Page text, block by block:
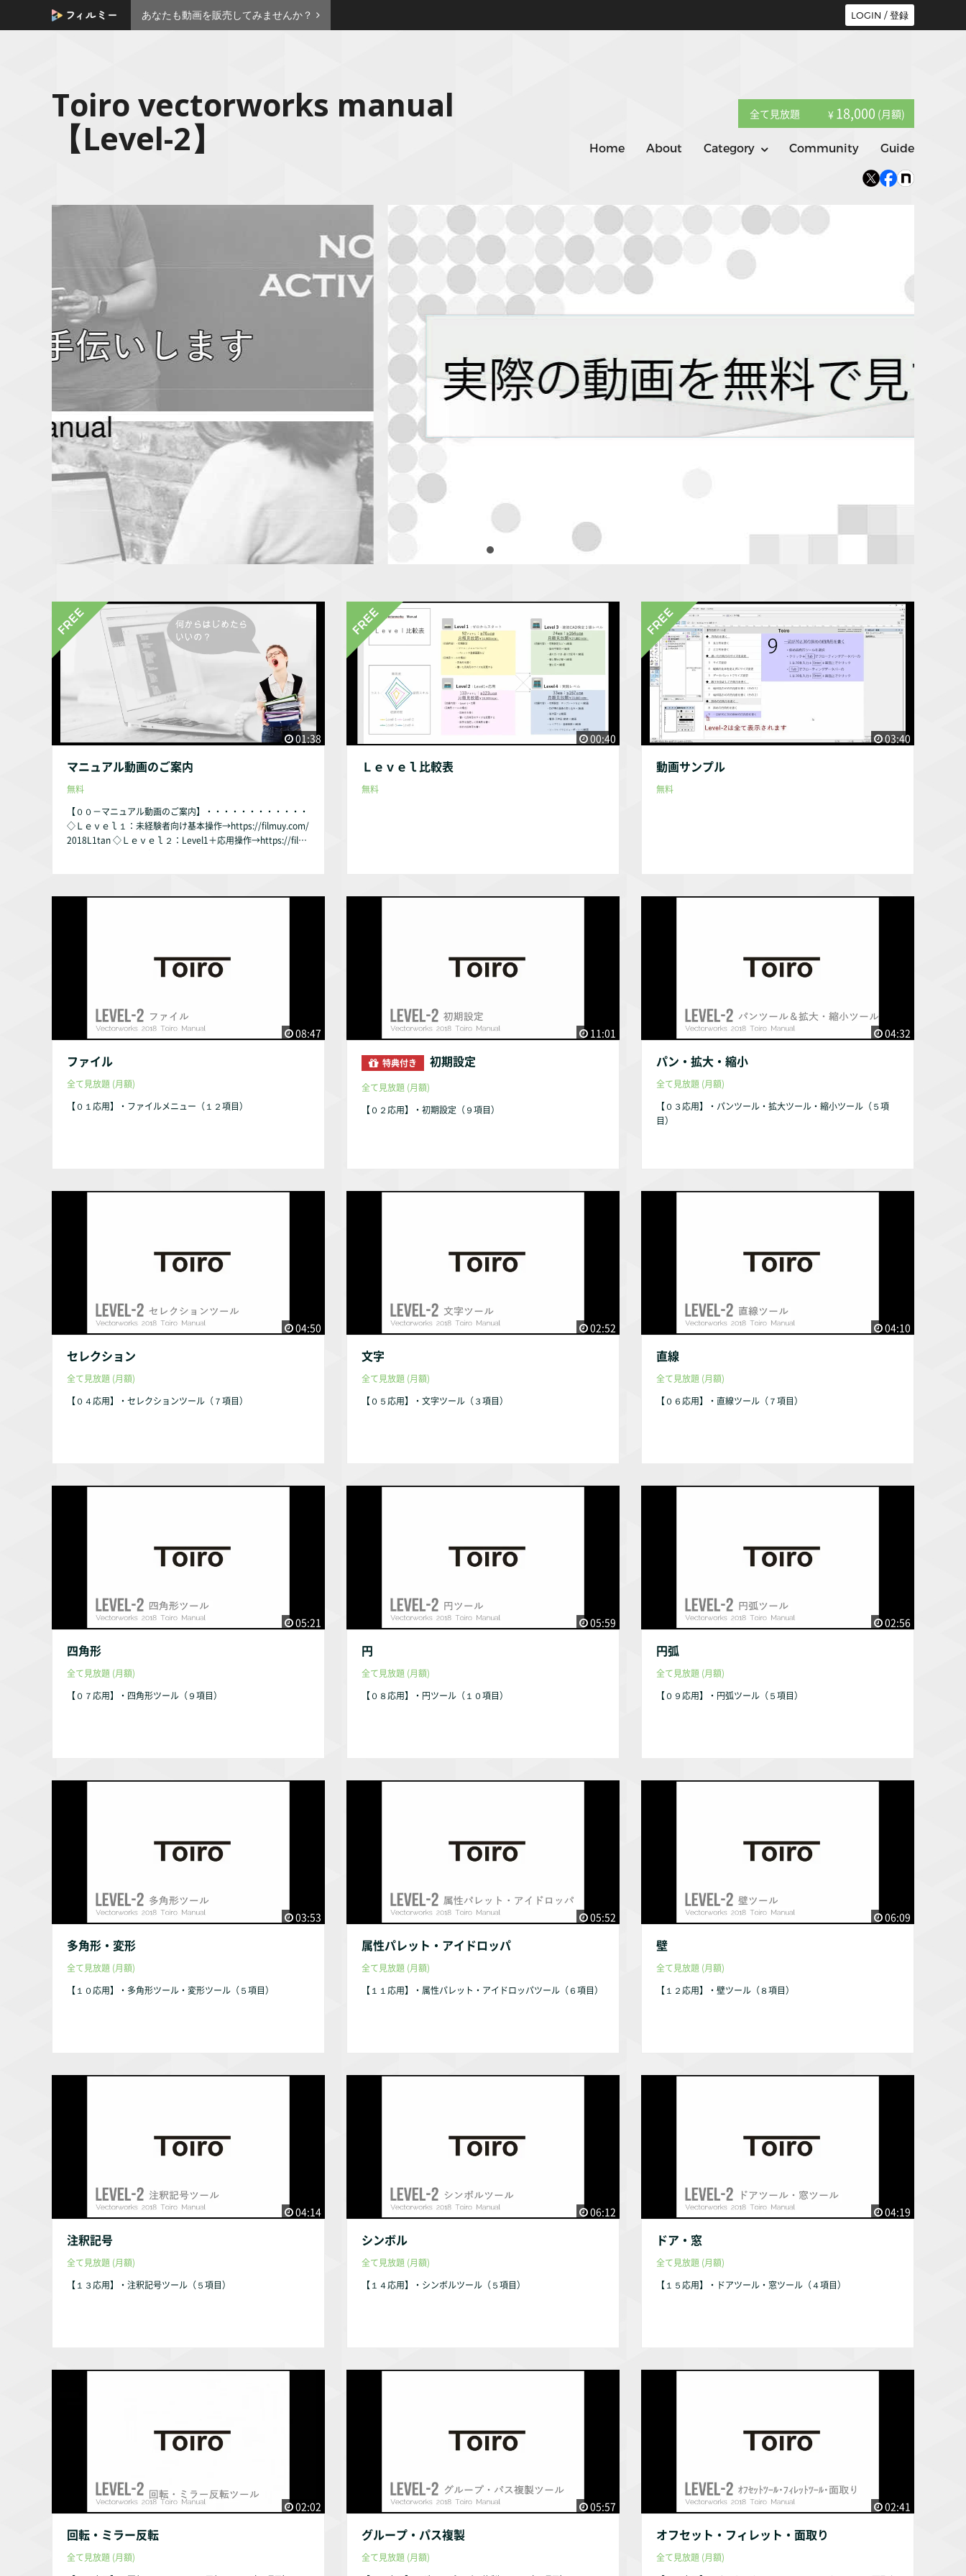
あなたも動画を販売してみませんか？ LOGIN / 登録
Toiro vectorworks manual
【Level-2】
全て見放題 ¥ 18,000 (月額)
Home About Category Community Guide
01:38
マニュアル動画のご案内
無料
【００－マニュアル動画のご案内】・・・・・・・・・・・・
◇Ｌｅｖｅｌ１：未経験者向け基本操作→https://filmuy.com/
2018L1tan ◇Ｌｅｖｅｌ２：Level1＋応用操作→https://film
00:40
Ｌｅｖｅｌ比較表
無料
03:40
動画サンプル
無料
08:47
ファイル
全て見放題 (月額)
【０１応用】・ファイルメニュー（１２項目）
11:01
特典付き 初期設定
全て見放題 (月額)
【０２応用】・初期設定（９項目）
04:32
パン・拡大・縮小
全て見放題 (月額)
【０３応用】・パンツール・拡大ツール・縮小ツール（５項
目）
04:50
セレクション
全て見放題 (月額)
【０４応用】・セレクションツール（７項目）
02:52
文字
全て見放題 (月額)
【０５応用】・文字ツール（３項目）
04:10
直線
全て見放題 (月額)
【０６応用】・直線ツール（７項目）
05:21
四角形
全て見放題 (月額)
【０７応用】・四角形ツール（９項目）
05:59
円
全て見放題 (月額)
【０８応用】・円ツール（１０項目）
02:56
円弧
全て見放題 (月額)
【０９応用】・円弧ツール（５項目）
03:53
多角形・変形
全て見放題 (月額)
【１０応用】・多角形ツール・変形ツール（５項目）
05:52
属性パレット・アイドロッパ
全て見放題 (月額)
【１１応用】・属性パレット・アイドロッパツール（６項目）
06:09
壁
全て見放題 (月額)
【１２応用】・壁ツール（８項目）
04:14
注釈記号
全て見放題 (月額)
【１３応用】・注釈記号ツール（５項目）
06:12
シンボル
全て見放題 (月額)
【１４応用】・シンボルツール（５項目）
04:19
ドア・窓
全て見放題 (月額)
【１５応用】・ドアツール・窓ツール（４項目）
02:02
回転・ミラー反転
全て見放題 (月額)
05:57
グループ・パス複製
全て見放題 (月額)
02:41
オフセット・フィレット・面取り
全て見放題 (月額)